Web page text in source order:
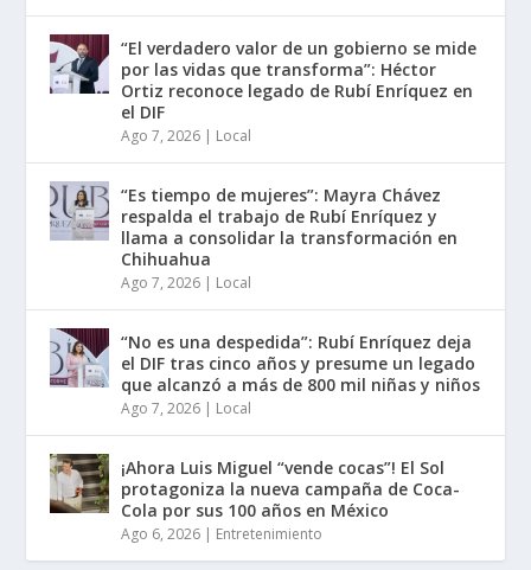
“El verdadero valor de un gobierno se mide
por las vidas que transforma”: Héctor
Ortiz reconoce legado de Rubí Enríquez en
el DIF
Ago 7, 2026 | Local
“Es tiempo de mujeres”: Mayra Chávez
respalda el trabajo de Rubí Enríquez y
llama a consolidar la transformación en
Chihuahua
Ago 7, 2026 | Local
“No es una despedida”: Rubí Enríquez deja
el DIF tras cinco años y presume un legado
que alcanzó a más de 800 mil niñas y niños
Ago 7, 2026 | Local
¡Ahora Luis Miguel “vende cocas”! El Sol
protagoniza la nueva campaña de Coca-
Cola por sus 100 años en México
Ago 6, 2026 | Entretenimiento